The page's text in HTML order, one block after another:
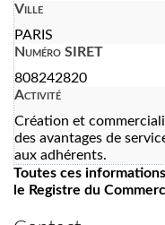
Ville
PARIS
Numéro SIRET
808242820
Activité
Création et
des avantages de
aux adhérents.
Toutes ces
le Registre du